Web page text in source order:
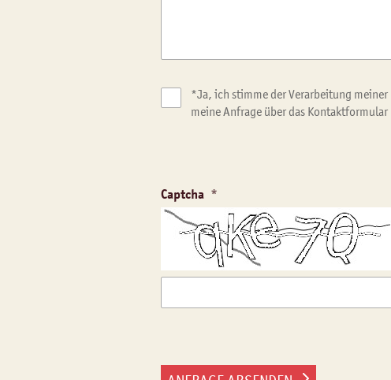
*Ja, ich stimme der Verarbeitung
meine Anfrage über das
Captcha